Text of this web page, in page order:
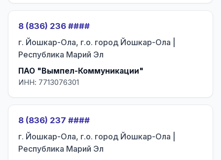
8 (836) 236 ####
г. Йошкар-Ола, г.о. город Йошкар-Ола |
Республика Марий Эл
ПАО "Вымпел-Коммуникации"
ИНН: 7713076301
8 (836) 237 ####
г. Йошкар-Ола, г.о. город Йошкар-Ола |
Республика Марий Эл